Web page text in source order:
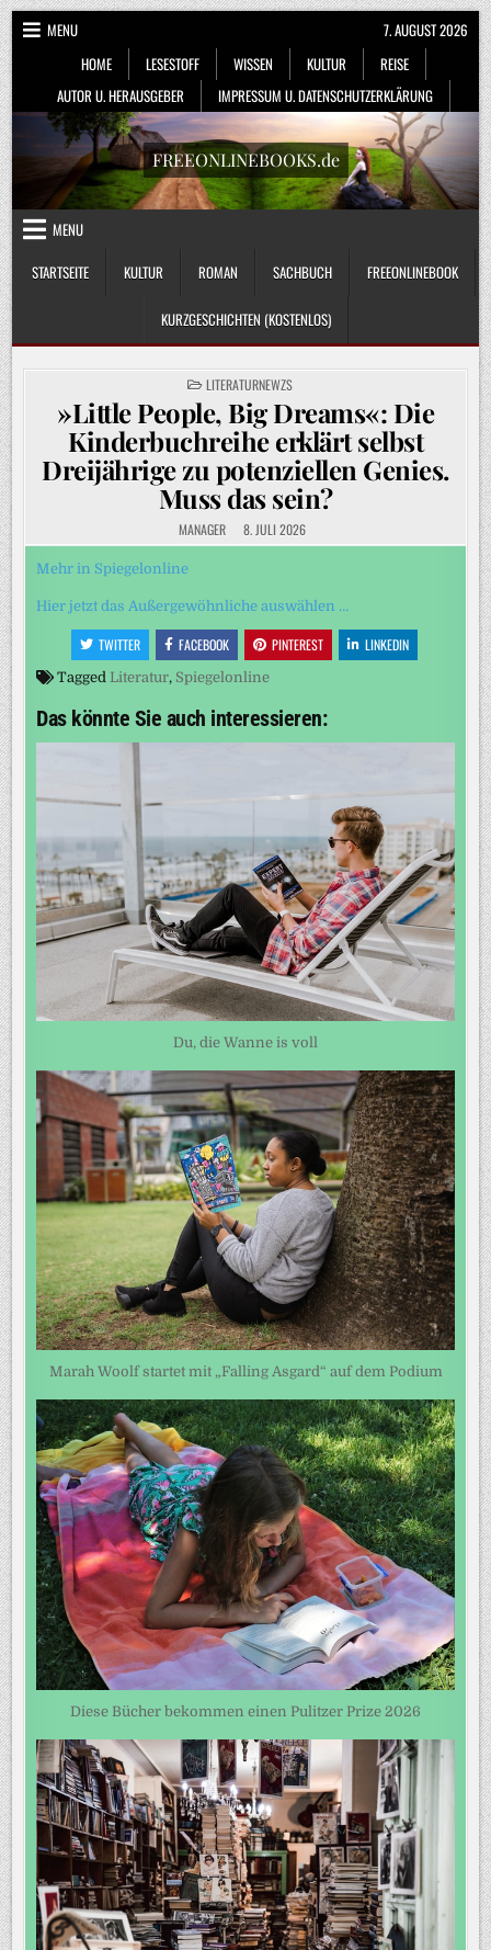
Skip
to
content
MENU
HOME
LESESTOFF WISSEN KULTUR
REISE
AUTOR U. HERAUSGEBER
IMPRESSUM U. DATENSCHUTZERKLÄRUNG
7. AUGUST 2026
FREEONLINEBOOKS.de
MENU
STARTSEITE
KULTUR ROMAN SACHBUCH FREEONLINEBOOK
KURZGESCHICHTEN (KOSTENLOS)
POSTED
IN
LITERATURNEWZS
»Little People, Big Dreams«: Die
Kinderbuchreihe erklärt selbst
Dreijährige zu potenziellen Genies.
Muss das sein?
MANAGER 8. JULI 2026
Mehr in Spiegelonline
Hier jetzt das Außergewöhnliche auswählen …
TWITTER FACEBOOK PINTEREST LINKEDIN
Tagged Literatur, Spiegelonline
Das könnte Sie auch interessieren:
Du, die Wanne is voll
Marah Woolf startet mit „Falling Asgard“ auf dem Podium
Diese Bücher bekommen einen Pulitzer Prize 2026